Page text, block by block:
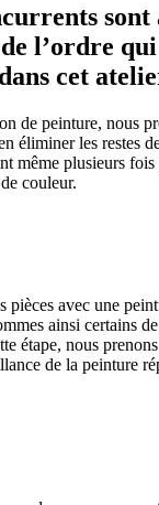
l’ordre
cet
de peinture, nous
éliminer les restes
même plusieurs
couleur.
pièces avec une
ainsi certains
étape, nous
de la peinture